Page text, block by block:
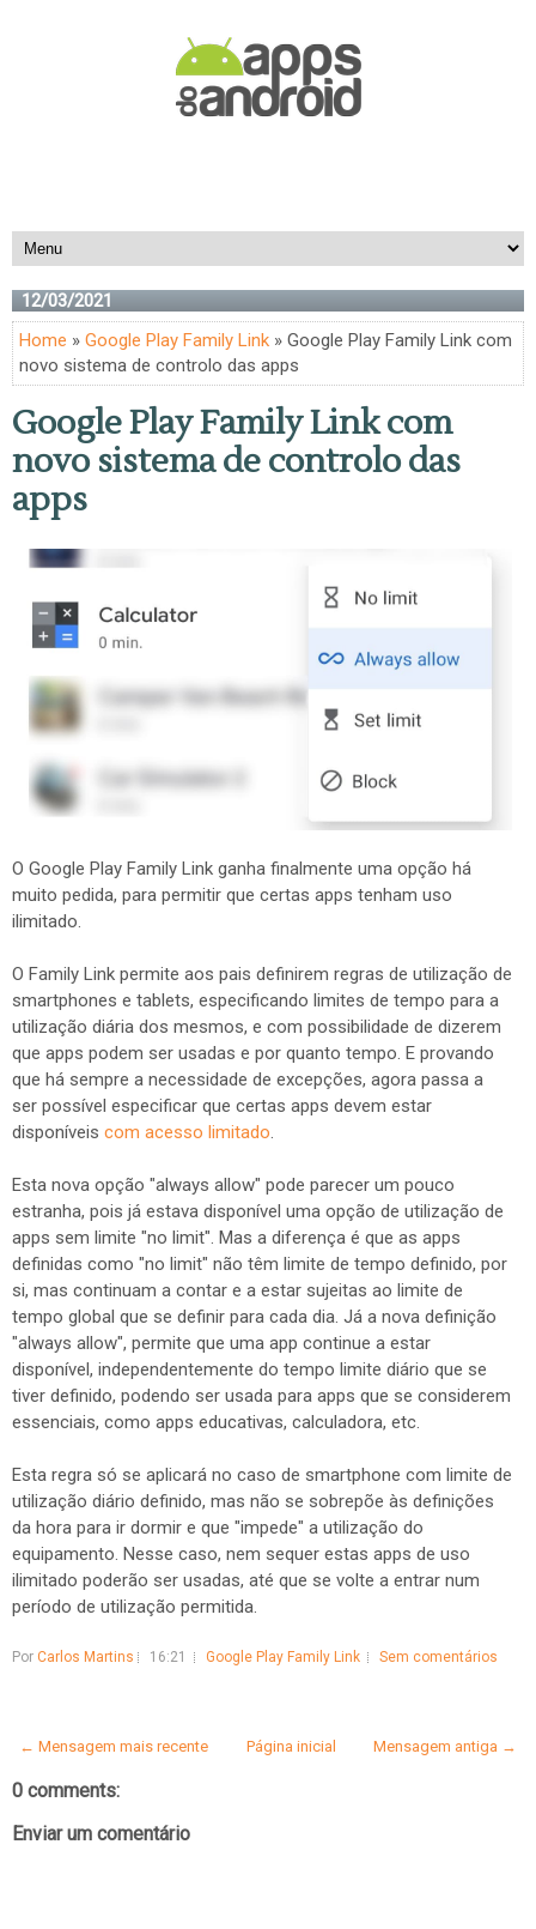
12/03/2021
Home » Google Play Family Link » Google Play Family Link com
novo sistema de controlo das apps
Google Play Family Link com
novo sistema de controlo das
apps
O Google Play Family Link ganha finalmente uma opção há
muito pedida, para permitir que certas apps tenham uso
ilimitado.
O Family Link permite aos pais definirem regras de utilização de
smartphones e tablets, especificando limites de tempo para a
utilização diária dos mesmos, e com possibilidade de dizerem
que apps podem ser usadas e por quanto tempo. E provando
que há sempre a necessidade de excepções, agora passa a
ser possível especificar que certas apps devem estar
disponíveis com acesso limitado.
Esta nova opção "always allow" pode parecer um pouco
estranha, pois já estava disponível uma opção de utilização de
apps sem limite "no limit". Mas a diferença é que as apps
definidas como "no limit" não têm limite de tempo definido, por
si, mas continuam a contar e a estar sujeitas ao limite de
tempo global que se definir para cada dia. Já a nova definição
"always allow", permite que uma app continue a estar
disponível, independentemente do tempo limite diário que se
tiver definido, podendo ser usada para apps que se considerem
essenciais, como apps educativas, calculadora, etc.
Esta regra só se aplicará no caso de smartphone com limite de
utilização diário definido, mas não se sobrepõe às definições
da hora para ir dormir e que "impede" a utilização do
equipamento. Nesse caso, nem sequer estas apps de uso
ilimitado poderão ser usadas, até que se volte a entrar num
período de utilização permitida.
Por Carlos Martins 16:21 Google Play Family Link Sem comentários
← Mensagem mais recente Mensagem antiga →
Página inicial
0 comments:
Enviar um comentário